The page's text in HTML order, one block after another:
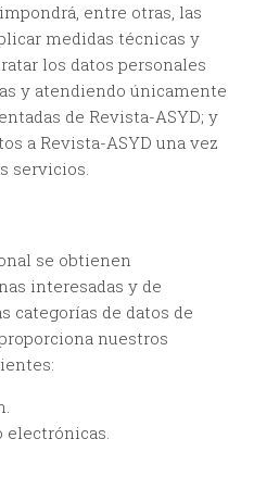
entre otras, las
medidas técnicas y
los datos personales
y atendiendo únicamente
de Revista-ASYD; y
a Revista-ASYD una vez
servicios.
se obtienen
interesadas y de
categorías de datos de
nuestros
electrónicas.